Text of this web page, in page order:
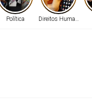
Política Direitos Humanos